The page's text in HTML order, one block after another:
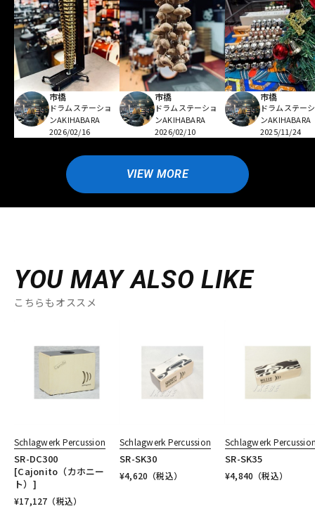
市橋
ドラムステーショ
ンAKIHABARA
2026/02/16
市橋
ドラムステーショ
ンAKIHABARA
2026/02/10
市橋
ドラムステー
ンAKIHABARA
2025/11/24
VIEW MORE
YOU MAY ALSO LIKE
こちらもオススメ
Schlagwerk Percussion
SR-DC300
[Cajonito（カホニー
ト）]
¥17,127 （税込）
Schlagwerk Percussion
SR-SK30
¥4,620 （税込）
Schlagwerk
SR-SK35
¥4,840 （税込）